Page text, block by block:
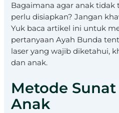
Bagaimana agar anak tidak
perlu disiapkan? Jangan
Yuk baca artikel ini untuk
pertanyaan Ayah Bunda
laser yang wajib diketahui,
dan anak.
Metode
Anak